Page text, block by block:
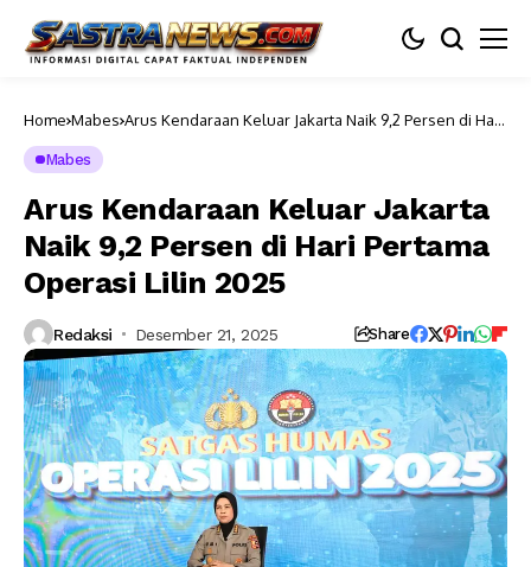
Home Mabes Arus Kendaraan Keluar Jakarta Naik 9,2 Persen di Hari
Mabes
Arus Kendaraan Keluar Jakarta
Naik 9,2 Persen di Hari Pertama
Operasi Lilin 2025
Redaksi Desember 21, 2025 Share